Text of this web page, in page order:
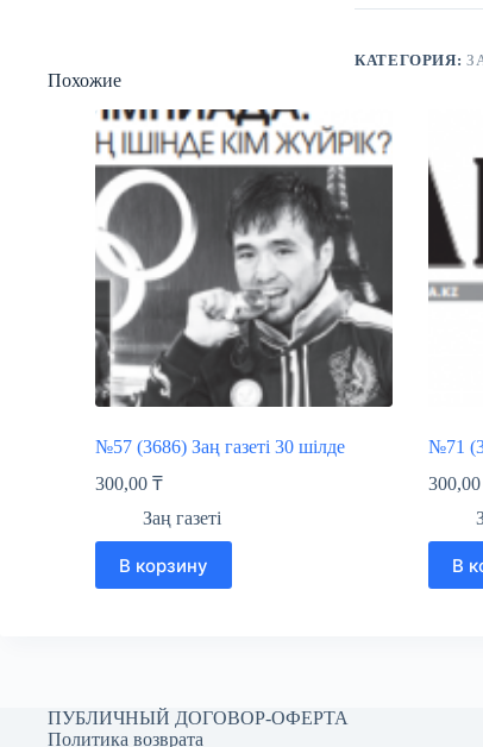
газеті
шілде
2026
КАТЕГОРИЯ:
Похожие
№57 (3686) Заң газеті 30 шілде
300,00 ₸
Заң газеті
В корзину
№71
300,00
В
ПУБЛИЧНЫЙ ДОГОВОР-ОФЕРТА
Политика возврата